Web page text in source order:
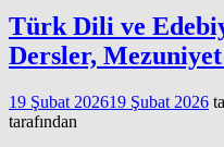
Türk Dili ve
Dersler,
19 Şubat 202619 Şubat 2026
tarafından